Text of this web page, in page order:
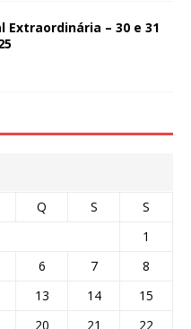
Extraordinária – 30 e 31
Q S
S
1
6 7
8
13 14
15
20 21
22